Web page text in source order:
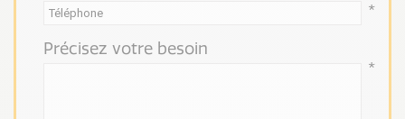
*
Précisez votre besoin
*